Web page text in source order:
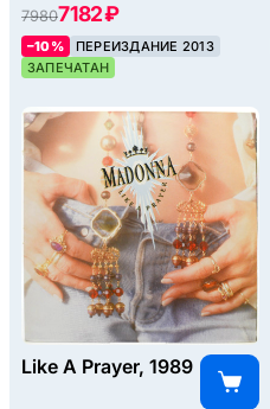
79807182 ₽
–10%
ПЕРЕИЗДАНИЕ 2013
ЗАПЕЧАТАН
Like A Prayer, 1989